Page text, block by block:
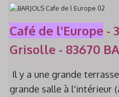
Café de l'Europe -
Grisolle - 83670
Il y a une grande
grande salle à l'intérieur